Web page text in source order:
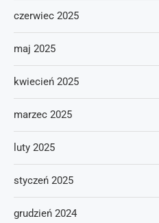
czerwiec 2025
maj 2025
kwiecień 2025
marzec 2025
luty 2025
styczeń 2025
grudzień 2024